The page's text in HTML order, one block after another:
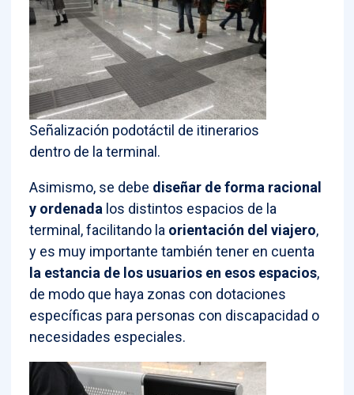
Señalización podotáctil de itinerarios
dentro de la terminal.
Asimismo, se debe diseñar de forma racional
y ordenada los distintos espacios de la
terminal, facilitando la orientación del viajero,
y es muy importante también tener en cuenta
la estancia de los usuarios en esos espacios,
de modo que haya zonas con dotaciones
específicas para personas con discapacidad o
necesidades especiales.